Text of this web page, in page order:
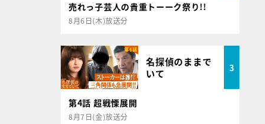
売れっ子芸人の貴重トーーク祭り!!
8月6日(木)放送分
名探偵のままで
いて
3
第4話 超戦慄展開
8月7日(金)放送分